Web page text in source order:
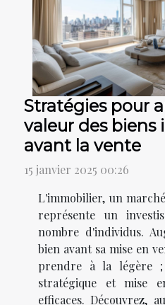
Stratégies pour
valeur des biens
avant la vente
15 janvier 2025 00:26
L'immobilier, un
représente un
nombre d'individus.
bien avant sa mise en
prendre à la légère
stratégique et mise
efficaces. Découvrez,